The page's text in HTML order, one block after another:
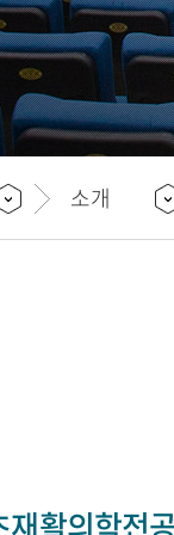
소개
재활의학전